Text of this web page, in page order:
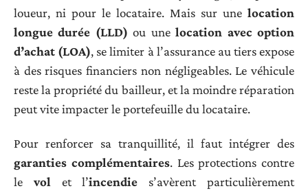
loueur, ni pour le locataire. Mais sur une location
longue durée (LLD) ou unelocation avec option
d’achat (LOA), se limiter à l’assurance au tiers expose
à des risques financiers non négligeables. Le véhicule
reste la propriété du bailleur, et la moindre réparation
peut vite impacter le portefeuille du locataire.
Pour renforcer sa tranquillité, il faut intégrer des
garanties complémentaires. Les protections contre
le volet l’incendie s’avèrent particulièrement